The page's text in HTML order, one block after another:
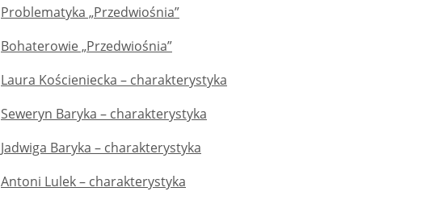
Problematyka „Przedwiośnia”
Bohaterowie „Przedwiośnia”
Laura Kościeniecka – charakterystyka
Seweryn Baryka – charakterystyka
Jadwiga Baryka – charakterystyka
Antoni Lulek – charakterystyka